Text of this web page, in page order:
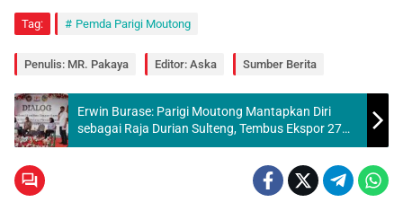
Tag: Pemda Parigi Moutong
Penulis: MR. Pakaya Editor: Aska Sumber Berita
Erwin Burase: Parigi Moutong Mantapkan Diri
sebagai Raja Durian Sulteng, Tembus Ekspor 27
Ton ke Tiongkok